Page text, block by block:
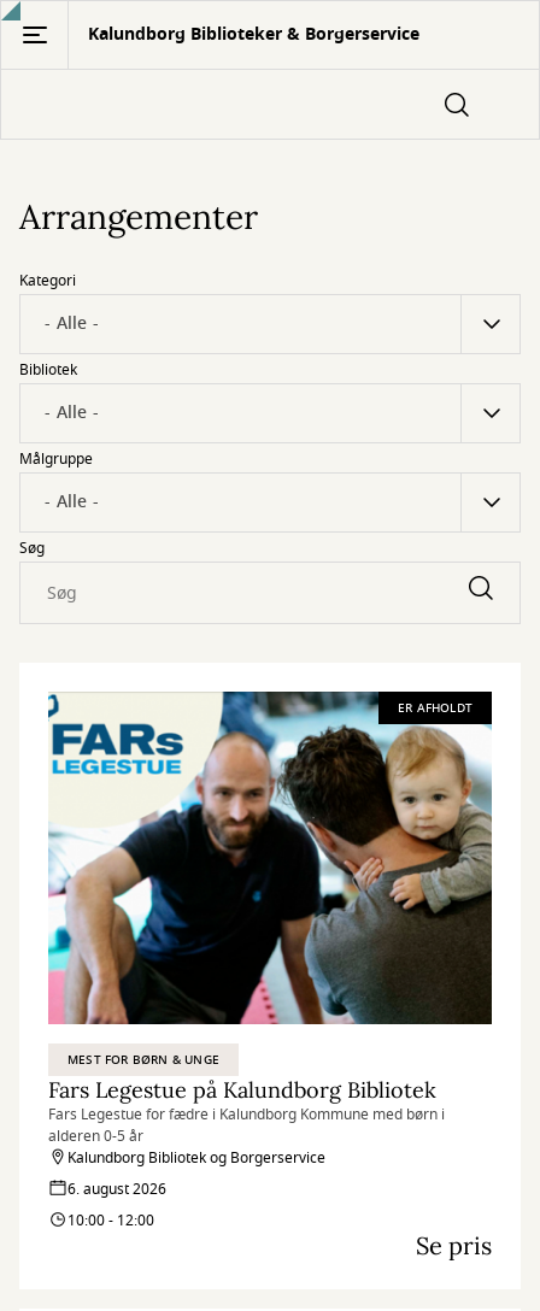
Gå
hovedindhold
Kalundborg Biblioteker & Borgerservice
Arrangementer
Kategori
Bibliotek
Målgruppe
Søg
ER AFHOLDT
MEST FOR BØRN & UNGE
Fars Legestue på Kalundborg Bibliotek
Fars Legestue for fædre i Kalundborg Kommune med børn i
alderen 0-5 år
Kalundborg Bibliotek og Borgerservice
6. august 2026
10:00 - 12:00
Se pris